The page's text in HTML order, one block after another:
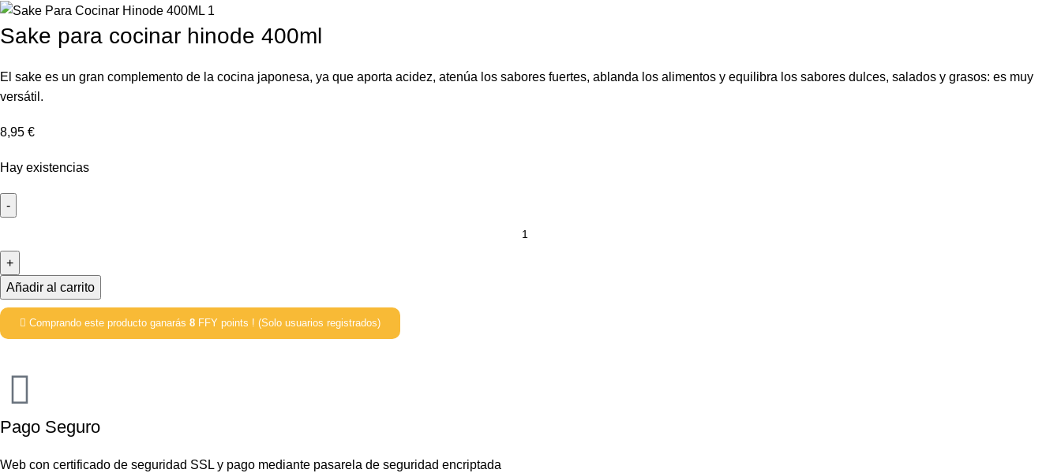
Sake para cocinar hinode 400ml
El sake es un gran complemento de la cocina japonesa, ya que aporta acidez, atenúa los sabores fuertes, ablanda los alimentos y equilibra los sabores dulces, salados y grasos: es muy
versátil.
8,95 €
Hay existencias
Añadir al carrito
Comprando este producto ganarás 8 FFY points ! (Solo usuarios registrados)
Pago Seguro
Web con certificado de seguridad SSL y pago mediante pasarela de seguridad encriptada